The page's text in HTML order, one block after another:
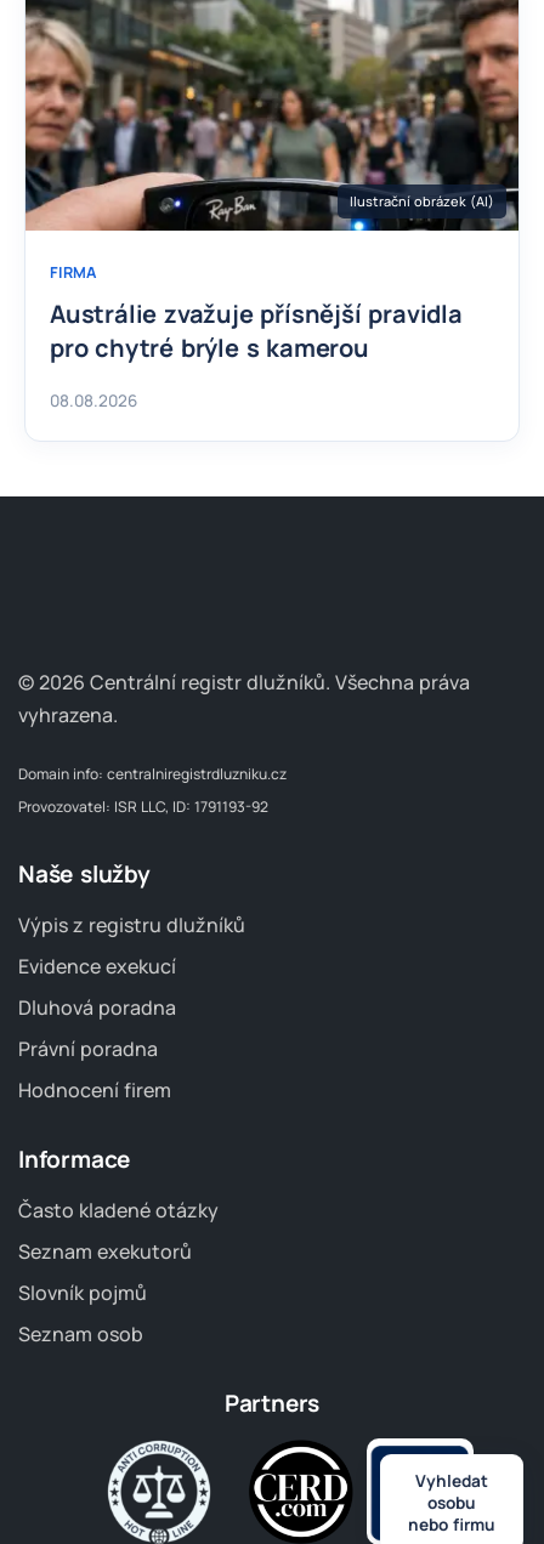
Ilustrační obrázek (AI)
FIRMA
Austrálie zvažuje přísnější pravidla
pro chytré brýle s kamerou
08.08.2026
© 2026 Centrální registr dlužníků. Všechna práva
vyhrazena.
Domain info: centralniregistrdluzniku.cz
Provozovatel: ISR LLC, ID: 1791193-92
Naše služby
Výpis z registru dlužníků
Evidence exekucí
Dluhová poradna
Právní poradna
Hodnocení firem
Informace
Často kladené otázky
Seznam exekutorů
Slovník pojmů
Seznam osob
Partners
Vyhledat
osobu
nebo firmu